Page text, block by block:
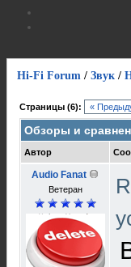
Hi-Fi Forum / Звук /
Страницы (6): «
Обзоры и
Автор
Audio Fanat
Ветеран